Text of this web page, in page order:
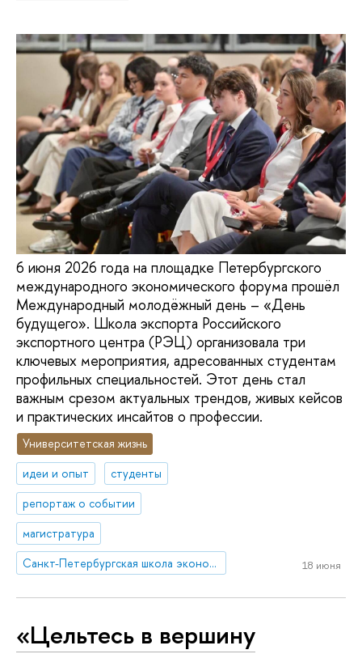
6 июня 2026 года на площадке Петербургского
международного экономического форума прошёл
Международный молодёжный день – «День
будущего». Школа экспорта Российского
экспортного центра (РЭЦ) организовала три
ключевых мероприятия, адресованных студентам
профильных специальностей. Этот день стал
важным срезом актуальных трендов, живых кейсов
и практических инсайтов о профессии.
Университетская жизнь
идеи и опыт
студенты
репортаж о событии
магистратура
Санкт-Петербургская школа экономики и менеджмента
18 июня
«Цельтесь в вершину